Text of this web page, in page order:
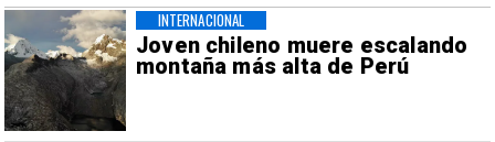
Joven chileno muere escalando
montaña más alta de Perú
INTERNACIONAL